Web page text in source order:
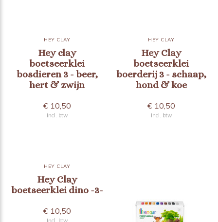
HEY CLAY
Hey clay
boetseerklei
bosdieren 3 - beer,
hert & zwijn
€ 10,50
Incl. btw
HEY CLAY
Hey Clay
boetseerklei
boerderij 3 - schaap,
hond & koe
€ 10,50
Incl. btw
HEY CLAY
Hey Clay
boetseerklei dino -3-
€ 10,50